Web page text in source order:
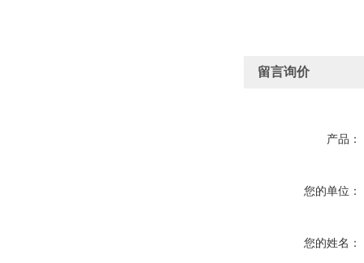
留言询价
产品：
您的单位：
您的姓名：